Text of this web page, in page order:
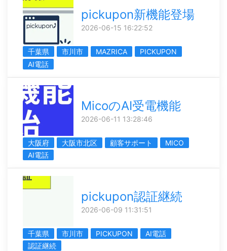
pickupon新機能登場
2026-06-15 16:22:52
千葉県 市川市 MAZRICA
PICKUPON
AI電話
MicoのAI受電機能
2026-06-11 13:28:46
大阪府 大阪市北区 顧客サポート
MICO
AI電話
pickupon認証継続
2026-06-09 11:31:51
千葉県 市川市 PICKUPON
AI電話
認証継続